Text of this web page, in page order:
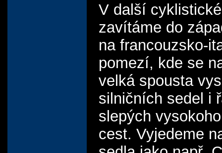
V další
zavítáme do
na francouzsko-
pomezí, kde se
velká spousta
silničních sedel i
slepých
cest. Vyjedeme